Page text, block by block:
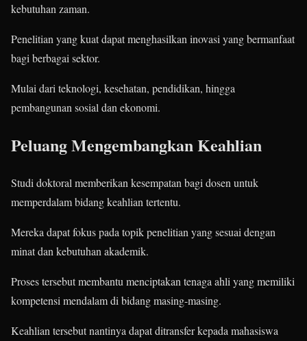
kebutuhan zaman.
Penelitian yang kuat dapat menghasilkan inovasi yang bermanfaat
bagi berbagai sektor.
Mulai dari teknologi, kesehatan, pendidikan, hingga
pembangunan sosial dan ekonomi.
Peluang Mengembangkan Keahlian
Studi doktoral memberikan kesempatan bagi dosen untuk
memperdalam bidang keahlian tertentu.
Mereka dapat fokus pada topik penelitian yang sesuai dengan
minat dan kebutuhan akademik.
Proses tersebut membantu menciptakan tenaga ahli yang memiliki
kompetensi mendalam di bidang masing-masing.
Keahlian tersebut nantinya dapat ditransfer kepada mahasiswa